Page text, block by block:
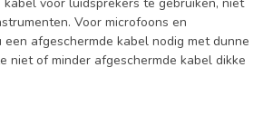
Voor microfoons en
afgeschermde kabel nodig met dunne
niet of minder afgeschermde kabel dikke